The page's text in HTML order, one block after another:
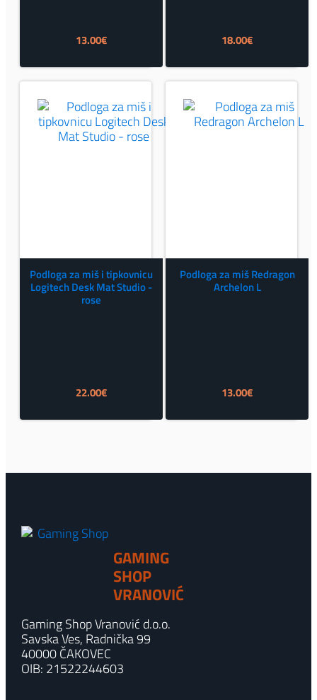
13.00€ 18.00€
Podloga za miš i tipkovnicu
Logitech Desk Mat Studio -
rose
22.00€
Podloga za miš Redragon
Archelon L
13.00€
GAMING
SHOP
VRANOVIĆ
Gaming Shop Vranović d.o.o.
Savska Ves, Radnička 99
40000 ČAKOVEC
OIB: 21522244603